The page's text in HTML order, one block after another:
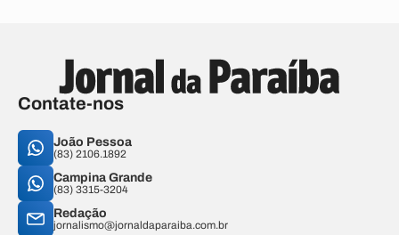
Contate-nos
João Pessoa
(83) 2106.1892
Campina Grande
(83) 3315-3204
Redação
jornalismo@jornaldaparaiba.com.br